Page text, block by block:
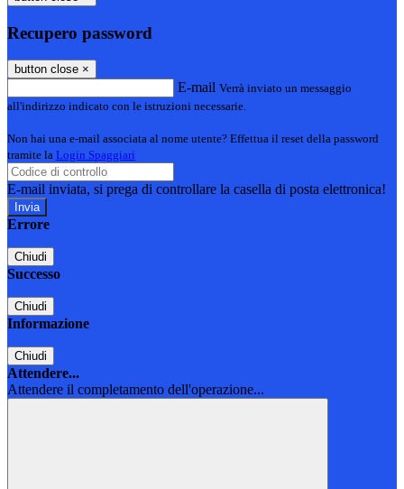
Recupero password
button close ×
E-mail Verrà inviato un messaggio
all'indirizzo indicato con le istruzioni necessarie.
Non hai una e-mail associata al nome utente? Effettua il reset della password
tramite la Login Spaggiari
E-mail inviata, si prega di controllare la casella di posta elettronica!
Errore
Chiudi
Successo
Chiudi
Informazione
Chiudi
Attendere...
Attendere il completamento dell'operazione...